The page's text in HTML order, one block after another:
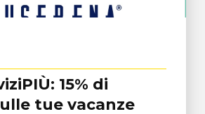
15% di
tue vacanze